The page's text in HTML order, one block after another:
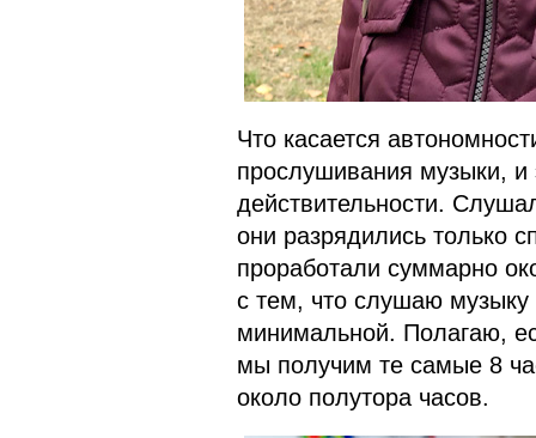
Что касается
прослушивания музыки, и
действительности.
они разрядились только
проработали суммарно
с тем, что слушаю музыку
минимальной. Полагаю,
мы получим те самые 8
около полутора часов.